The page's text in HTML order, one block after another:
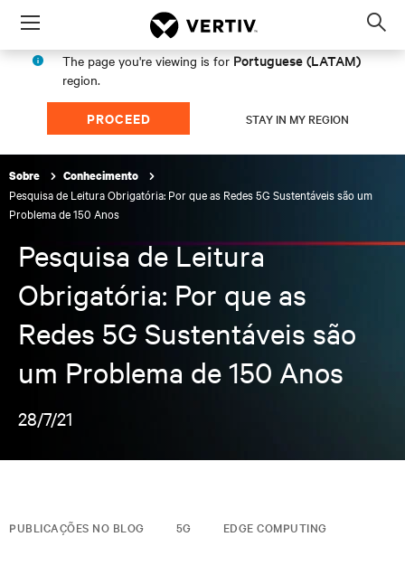
Menu
The page you're viewing is for Portuguese (LATAM)
region.
PROCEED STAY IN MY REGION
Sobre Conhecimento
Pesquisa de Leitura Obrigatória: Por que as Redes 5G Sustentáveis são um
Problema de 150 Anos
Pesquisa de Leitura
Obrigatória: Por que as
Redes 5G Sustentáveis são
um Problema de 150 Anos
28/7/21
PUBLICAÇÕES NO BLOG 5G EDGE COMPUTING